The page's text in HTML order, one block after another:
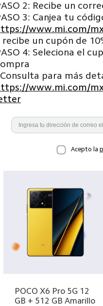
2: Recibe un
3: Canjea tu
www.mi.com/
recibe un cupón de
4: Seleciona el
para más
www.mi.com/
Acepto la
POCO X6 Pro 5G 12
GB + 512 GB Amarillo